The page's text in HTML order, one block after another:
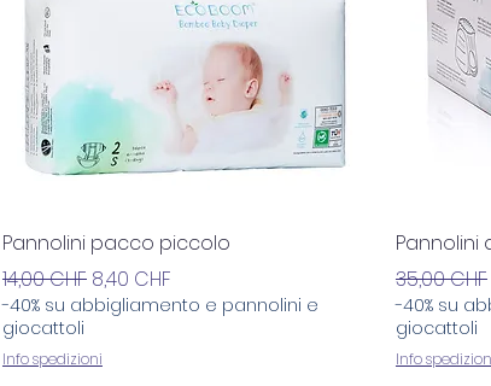
Vista rapida
Pannolini pacco piccolo
Prezzo regolare
14,00 CHF Prezzo scontato
8,40 CHF
-40% su abbigliamento e pannolini e
giocattoli
Info spedizioni
Pannolini
Prezzo
35,00 CHF
-40% su
giocattoli
Info